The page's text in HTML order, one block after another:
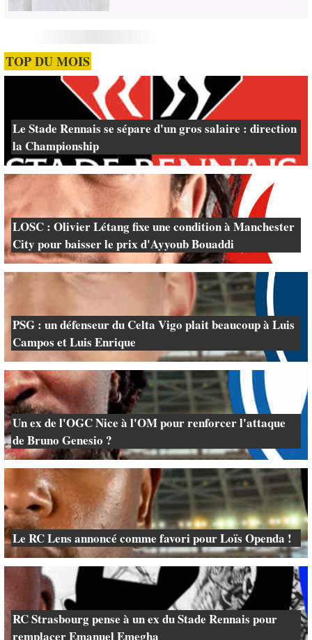
TOP DU MOIS
Le Stade Rennais se sépare d'un gros salaire : direction
la Championship
LOSC : Olivier Létang fixe une condition à Manchester
City pour baisser le prix d'Ayyoub Bouaddi
PSG : un défenseur du Celta Vigo plait beaucoup à Luis
Campos et Luis Enrique
Un ex de l'OGC Nice à l'OM pour renforcer l'attaque
de Bruno Genesio ?
Le RC Lens annoncé comme favori pour Loïs Openda !
RC Strasbourg pense à un ex du Stade Rennais pour
remplacer Emanuel Emegha